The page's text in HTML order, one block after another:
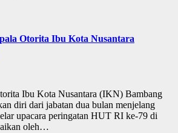
Otorita Ibu Kota Nusantara
Ibu Kota Nusantara (IKN) Bambang
diri dari jabatan dua bulan menjelang
upacara peringatan HUT RI ke-79 di
oleh…